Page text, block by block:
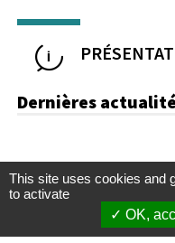
Dernières
This site uses cookies and
to activate
OK,